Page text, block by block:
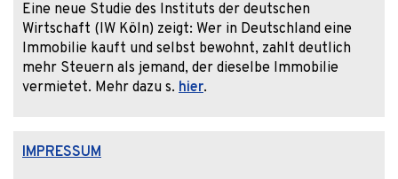
Eine neue Studie des Instituts der deutschen
Wirtschaft (IW Köln) zeigt: Wer in Deutschland eine
Immobilie kauft und selbst bewohnt, zahlt deutlich
mehr Steuern als jemand, der dieselbe Immobilie
vermietet. Mehr dazu s. hier.
IMPRESSUM